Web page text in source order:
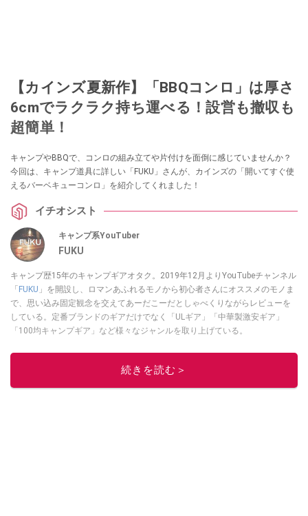
【カインズ夏新作】「BBQコンロ」は厚さ
6cmでラクラク持ち運べる！設営も撤収も
超簡単！
キャンプやBBQで、コンロの組み立てや片付けを面倒に感じていませんか？
今回は、キャンプ道具に詳しい「FUKU」さんが、カインズの「開いてすぐ使
えるバーベキューコンロ」を紹介してくれました！
イチオシスト
キャンプ系YouTuber
FUKU
キャンプ歴15年のキャンプギアオタク。2019年12月よりYouTubeチャンネル
「FUKU 」を開設し、ロマンあふれるモノから初心者さんにオススメのモノま
で、思い込み固定観念を交えてあーだこーだとしゃべくりながらレビューを
している。定番ブランドのギアだけでなく「ULギア」「中華製激安ギア」
「100均キャンプギア」など様々なジャンルを取り上げている。
このイチオシストの他の記事を読む
続きを読む＞